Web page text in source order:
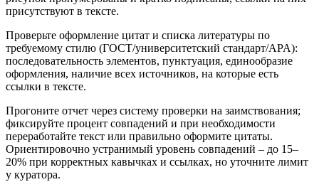
присутствуют в тексте.
Проверьте оформление цитат и списка литературы по
требуемому стилю (ГОСТ/университетский стандарт/APA):
последовательность элементов, пунктуация, единообразие
оформления, наличие всех источников, на которые есть
ссылки в тексте.
Прогоните отчет через систему проверки на заимствования;
фиксируйте процент совпадений и при необходимости
переработайте текст или правильно оформите цитаты.
Ориентировочно устранимый уровень совпадений – до 15–
20% при корректных кавычках и ссылках, но уточните лимит
у куратора.